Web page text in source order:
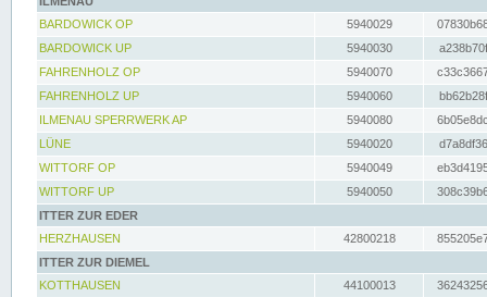
BARDOWICK OP
5940029
BARDOWICK UP
5940030
FAHRENHOLZ OP
5940070
FAHRENHOLZ UP
5940060
ILMENAU SPERRWERK AP
5940080
LÜNE
5940020
WITTORF OP
5940049
WITTORF UP
5940050
ITTER ZUR EDER
HERZHAUSEN
42800218
ITTER ZUR DIEMEL
KOTTHAUSEN
44100013